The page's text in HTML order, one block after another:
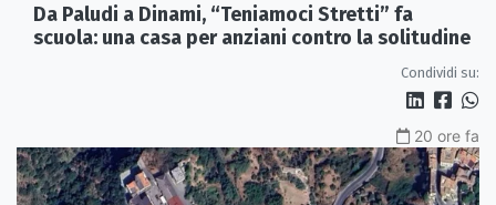
Da Paludi a Dinami, “Teniamoci Stretti” fa
scuola: una casa per anziani contro la solitudine
Condividi su:
20 ore fa